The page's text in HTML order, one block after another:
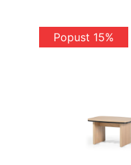
Popust 15%